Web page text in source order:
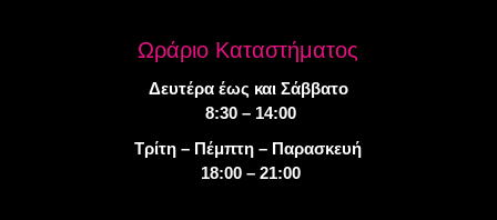
Ωράριο Καταστήματος
Δευτέρα έως και Σάββατο
8:30 – 14:00
Τρίτη – Πέμπτη – Παρασκευή
18:00 – 21:00